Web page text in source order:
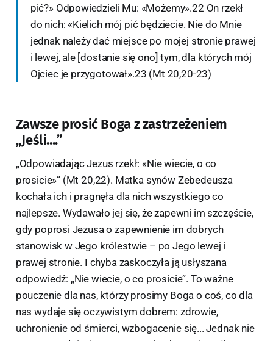
pić?» Odpowiedzieli Mu: «Możemy».22 On rzekł
do nich: «Kielich mój pić będziecie. Nie do Mnie
jednak należy dać miejsce po mojej stronie prawej
i lewej, ale [dostanie się ono] tym, dla których mój
Ojciec je przygotował».23 (Mt 20,20-23)
Zawsze prosić Boga z zastrzeżeniem
„Jeśli....”
„Odpowiadając Jezus rzekł: «Nie wiecie, o co
prosicie»” (Mt 20,22). Matka synów Zebedeusza
kochała ich i pragnęła dla nich wszystkiego co
najlepsze. Wydawało jej się, że zapewni im szczęście,
gdy poprosi Jezusa o zapewnienie im dobrych
stanowisk w Jego królestwie – po Jego lewej i
prawej stronie. I chyba zaskoczyła ją usłyszana
odpowiedź: „Nie wiecie, o co prosicie”. To ważne
pouczenie dla nas, którzy prosimy Boga o coś, co dla
nas wydaje się oczywistym dobrem: zdrowie,
uchronienie od śmierci, wzbogacenie się... Jednak nie